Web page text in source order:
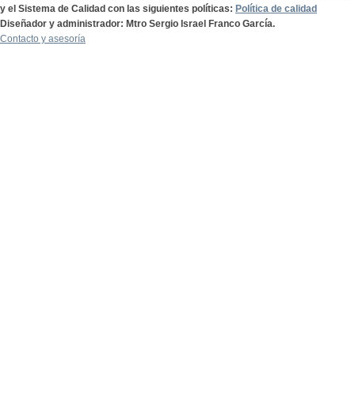
y el Sistema de Calidad con las siguientes políticas: Política de calidad
Diseñador y administrador: Mtro Sergio Israel Franco García.
Contacto y asesoría